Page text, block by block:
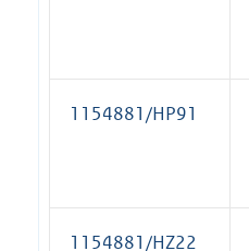
1154881/HP91
1154881/HZ22